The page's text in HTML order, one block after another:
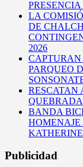
LA
DE
2026
CAPTURAN
PARQUEO
RESCATAN
BANDA
HOMENAJE
Publicidad